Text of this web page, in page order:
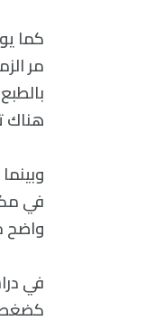
مر
هناك
واضح